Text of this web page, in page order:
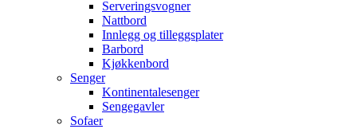
Serveringsvogner
Nattbord
Innlegg og tilleggsplater
Barbord
Kjøkkenbord
Senger
Kontinentalesenger
Sengegavler
Sofaer